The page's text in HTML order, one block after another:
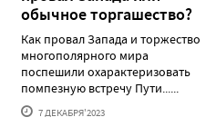
обычное торгашество?
Как провал Запада и торжество
многополярного мира
поспешили охарактеризовать
помпезную встречу Пути......
7 ДЕКАБРЯ'2023